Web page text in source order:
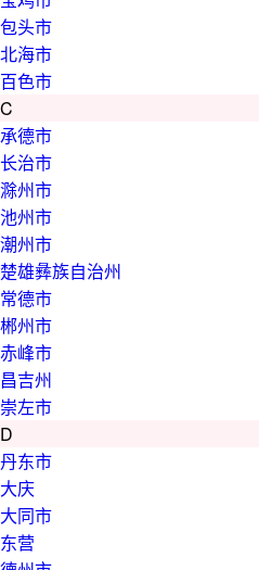
包头市
北海市
百色市
C
承德市
长治市
滁州市
池州市
潮州市
楚雄彝族自治州
常德市
郴州市
赤峰市
昌吉州
崇左市
D
丹东市
大庆
大同市
东营